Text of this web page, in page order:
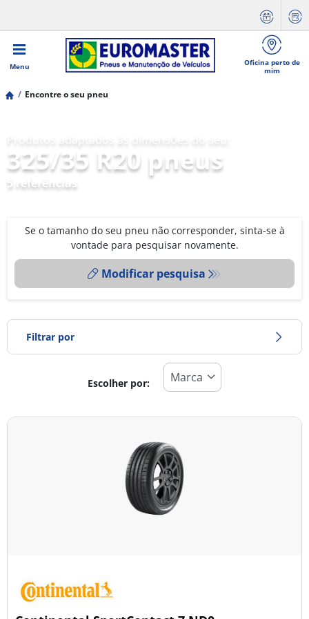
Menu
Oficina perto de
mim
Encontre o seu pneu
325/35 R20 pneus
5 referências
Se o tamanho do seu pneu não corresponder, sinta-se à
vontade para pesquisar novamente.
Modificar pesquisa
Filtrar por
Todos os tipos (5)
Todas as estações (0)
Ligeiro (4)
Escolher por: